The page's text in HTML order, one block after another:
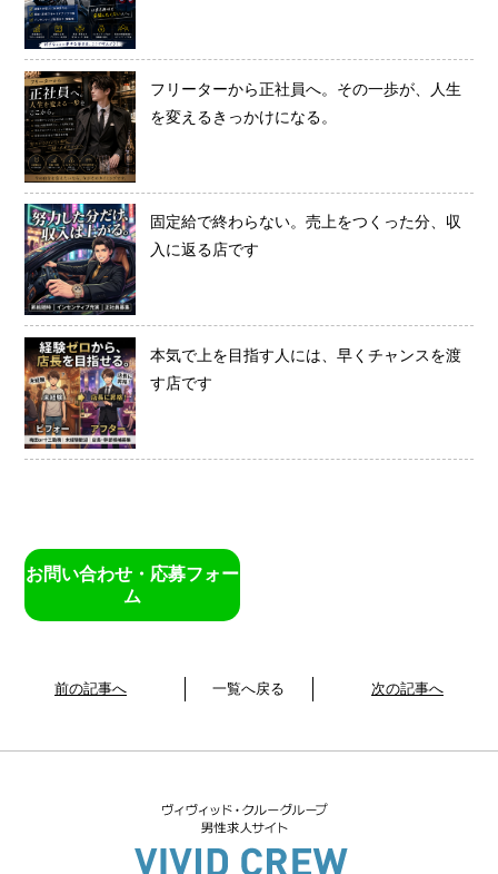
フリーターから正社員へ。その一歩が、人生
を変えるきっかけになる。
固定給で終わらない。売上をつくった分、収
入に返る店です
本気で上を目指す人には、早くチャンスを渡
す店です
お問い合わせ・応募フォー
ム
前の記事へ 一覧へ戻る 次の記事へ